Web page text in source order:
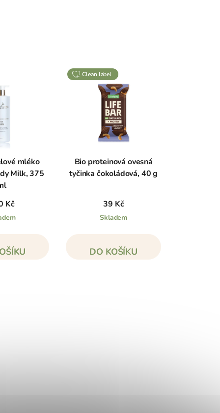
mléko
Milk, 375
Kč
clean label
Bio proteinová ovesná
tyčinka čokoládová, 40 g
39 Kč
Skladem
DO KOŠÍKU